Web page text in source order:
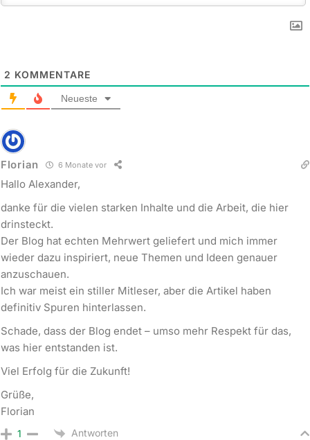
2 KOMMENTARE
Neueste
Florian 6 Monate vor
Hallo Alexander,
danke für die vielen starken Inhalte und die Arbeit, die hier
drinsteckt.
Der Blog hat echten Mehrwert geliefert und mich immer
wieder dazu inspiriert, neue Themen und Ideen genauer
anzuschauen.
Ich war meist ein stiller Mitleser, aber die Artikel haben
definitiv Spuren hinterlassen.
Schade, dass der Blog endet – umso mehr Respekt für das,
was hier entstanden ist.
Viel Erfolg für die Zukunft!
Grüße,
Florian
1 Antworten